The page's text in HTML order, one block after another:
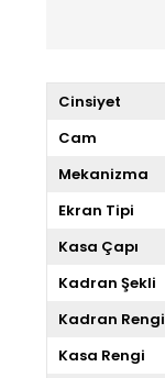
Cinsiyet
Cam
Mekanizma
Ekran Tipi
Kasa Çapı
Kadran Şekli
Kadran Rengi
Kasa Rengi